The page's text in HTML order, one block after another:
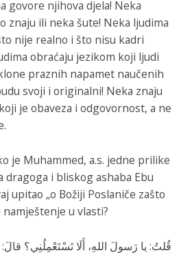
govore njihova djela! Neka
znaju ili neka šute! Neka ljudima
nije realno i što nisu kadri
obraćaju jezikom koji ljudi
praznih napamet naučenih
svoji i originalni! Neka znaju
je obaveza i odgovornost, a ne
je Muhammed, a.s. jedne prilike
dragoga i bliskog ashaba Ebu
upitao „o Božiji Poslaniče zašto
u vlasti?
قُلتُ: يا رَسولَ اللهِ، أَلَا تَسْتَعْمِلُنِي؟